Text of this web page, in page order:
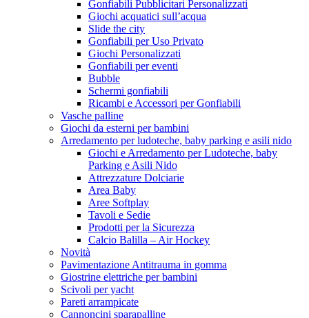
Gonfiabili Pubblicitari Personalizzati
Giochi acquatici sull’acqua
Slide the city
Gonfiabili per Uso Privato
Giochi Personalizzati
Gonfiabili per eventi
Bubble
Schermi gonfiabili
Ricambi e Accessori per Gonfiabili
Vasche palline
Giochi da esterni per bambini
Arredamento per ludoteche, baby parking e asili nido
Giochi e Arredamento per Ludoteche, baby
Parking e Asili Nido
Attrezzature Dolciarie
Area Baby
Aree Softplay
Tavoli e Sedie
Prodotti per la Sicurezza
Calcio Balilla – Air Hockey
Novità
Pavimentazione Antitrauma in gomma
Giostrine elettriche per bambini
Scivoli per yacht
Pareti arrampicate
Cannoncini sparapalline